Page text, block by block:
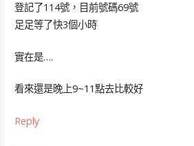
登記了114號，目前號碼69號
足足等了快3個小時
實在是….
看來還是晚上9~11點去比較好
Reply